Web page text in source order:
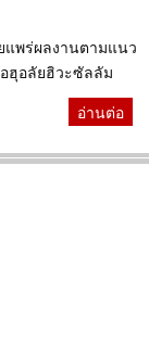
แพร่ผลงานตามแนว
ฮุอลัยฮิวะซัลลัม
อ่านต่อ